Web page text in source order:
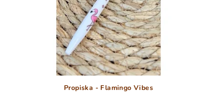
Propiska - Flamingo Vibes